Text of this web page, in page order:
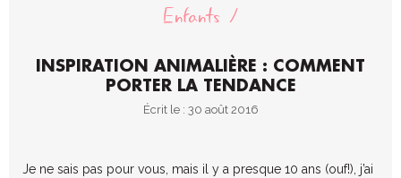
Enfants
INSPIRATION ANIMALIÈRE : COMMENT
PORTER LA TENDANCE
Écrit le : 30 août 2016
Je ne sais pas pour vous, mais il y a presque 10 ans (ouf!), j’ai